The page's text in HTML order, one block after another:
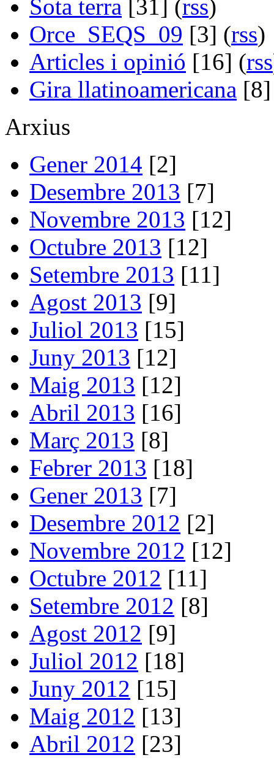
Sota terra [31] (rss)
Orce_SEQS_09 [3] (rss)
Articles i opinió [16] (rss
Gira llatinoamericana
Arxius
Gener 2014 [2]
Desembre 2013 [7]
Novembre 2013 [12]
Octubre 2013 [12]
Setembre 2013 [11]
Agost 2013 [9]
Juliol 2013 [15]
Juny 2013 [12]
Maig 2013 [12]
Abril 2013 [16]
Març 2013 [8]
Febrer 2013 [18]
Gener 2013 [7]
Desembre 2012 [2]
Novembre 2012 [12]
Octubre 2012 [11]
Setembre 2012 [8]
Agost 2012 [9]
Juliol 2012 [18]
Juny 2012 [15]
Maig 2012 [13]
Abril 2012 [23]